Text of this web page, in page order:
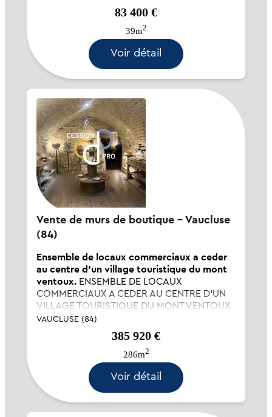
idéalement situé face aux remparts
d’Avignon, à deux pas de la gare centre et de
83 400 €
39m2
Voir détail
Vente de murs de boutique - Vaucluse
(84)
Ensemble de locaux commerciaux a ceder
au centre d'un village touristique du mont
ventoux.ENSEMBLE DE LOCAUX
COMMERCIAUX A CEDER AU CENTRE D'UN
VILLAGE TOURISTIQUE DU MONT VENTOUX
Nous vous proposons à la vente un
ensemble immobilier au cœur d'un
magnifique village pittoresque du Vaucluse.
Cet ensemble idéal pour une activité
commerciale...
VAUCLUSE (84)
385 920 €
286m2
Voir détail